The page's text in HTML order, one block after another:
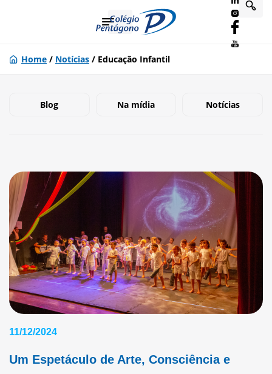
Home / Notícias / Educação Infantil
Blog Na mídia Notícias
11/12/2024
Um Espetáculo de Arte, Consciência e